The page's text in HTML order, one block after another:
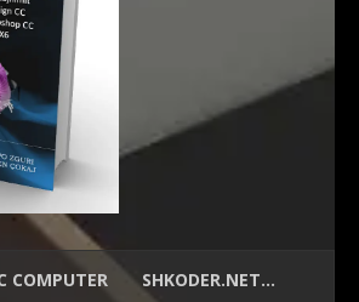
COMPUTER SHKODER.NET…